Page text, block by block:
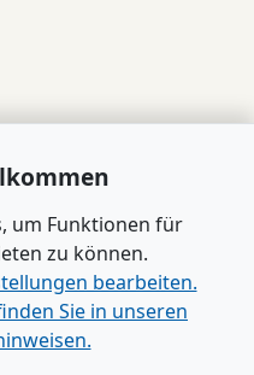
um Funktionen für
zu können.
bearbeiten.
Sie in unseren